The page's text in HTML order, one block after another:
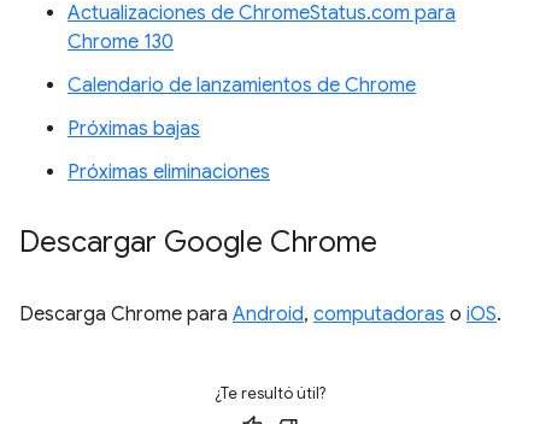
Actualizaciones de ChromeStatus.com para
Chrome 130
Calendario de lanzamientos de Chrome
Próximas bajas
Próximas eliminaciones
Descargar Google Chrome
Descarga Chrome para Android, computadoras o iOS.
¿Te resultó útil?